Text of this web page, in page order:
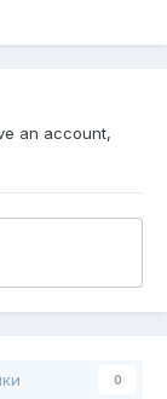
an account,
0